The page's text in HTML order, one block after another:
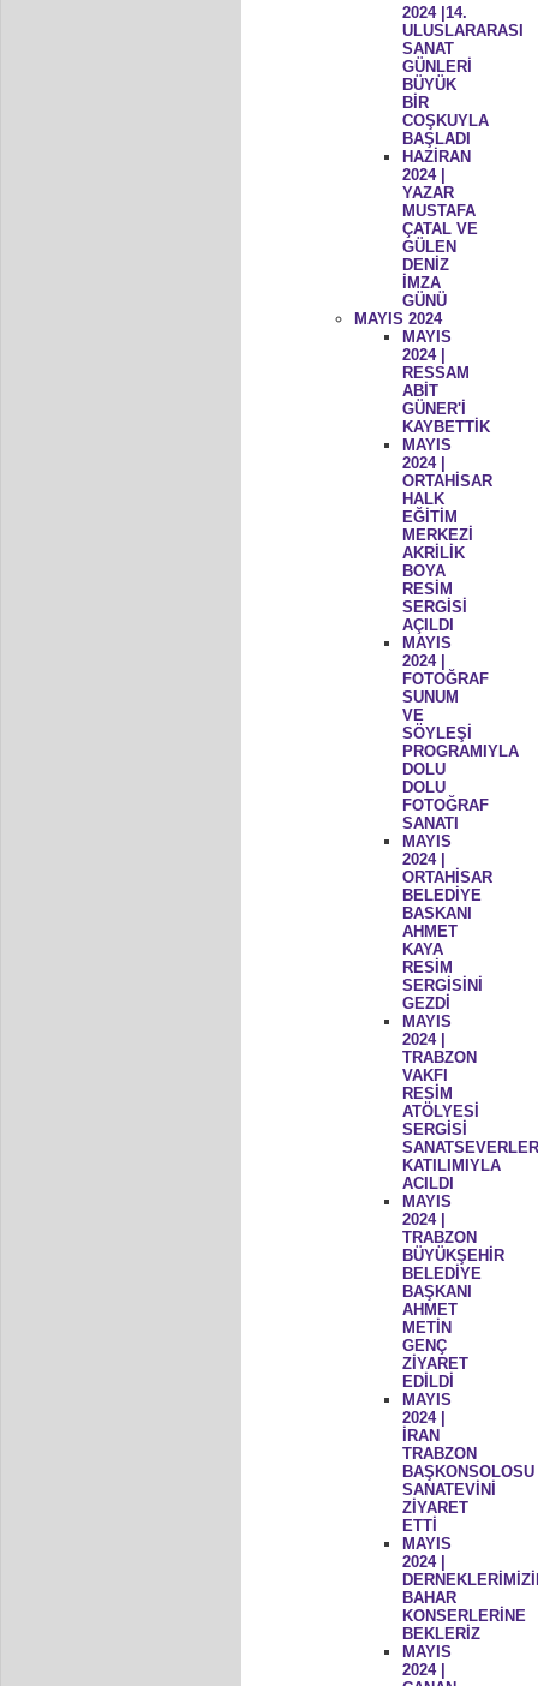
2024 |14.
ULUSLARARASI
SANAT
GÜNLERİ
BÜYÜK
BİR
COŞKUYLA
BAŞLADI
HAZİRAN
2024 |
YAZAR
MUSTAFA
ÇATAL VE
GÜLEN
DENİZ
İMZA
GÜNÜ
MAYIS 2024
MAYIS
2024 |
RESSAM
ABİT
GÜNER'İ
KAYBETTİK
MAYIS
2024 |
ORTAHİSAR
HALK
EĞİTİM
MERKEZİ
AKRİLİK
BOYA
RESİM
SERGİSİ
AÇILDI
MAYIS
2024 |
FOTOĞRAF
SUNUM
VE
SÖYLEŞİ
PROGRAMIYLA
DOLU
DOLU
FOTOĞRAF
SANATI
MAYIS
2024 |
ORTAHİSAR
BELEDİYE
BASKANI
AHMET
KAYA
RESİM
SERGİSİNİ
GEZDİ
MAYIS
2024 |
TRABZON
VAKFI
RESİM
ATÖLYESİ
SERGİSİ
KATILIMIYLA
ACILDI
MAYIS
2024 |
TRABZON
BÜYÜKŞEHİR
BELEDİYE
BAŞKANI
AHMET
METİN
GENÇ
ZİYARET
EDİLDİ
MAYIS
2024 |
İRAN
TRABZON
BAŞKONSOLOSU
SANATEVİNİ
ZİYARET
ETTİ
MAYIS
2024 |
BAHAR
KONSERLERİNE
BEKLERİZ
MAYIS
2024 |